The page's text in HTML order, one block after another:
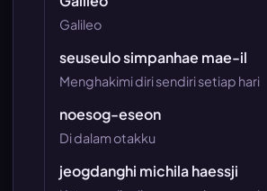
Galileo
seuseulo simpanhae mae-il
Menghakimi diri sendiri setiap hari
noesog-eseon
Di dalam otakku
jeogdanghi michila haessji